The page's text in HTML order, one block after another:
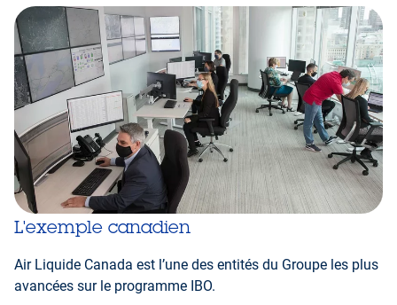
L'exemple canadien
Air Liquide Canada est l’une des entités du Groupe les plus
avancées sur le programme IBO.